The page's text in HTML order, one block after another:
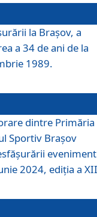
la Braşov, a
a 34 de ani de la
1989.
dintre Primăria
Sportiv Brașov
2024, ediția a